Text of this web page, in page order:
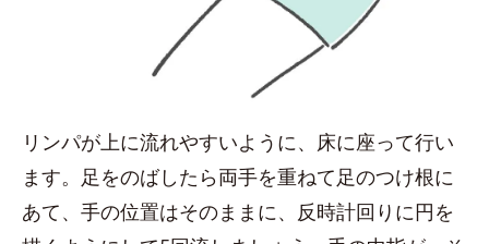
リンパが上に流れやすいように、床に座って行い
ます。足をのばしたら両手を重ねて足のつけ根に
あて、手の位置はそのままに、反時計回りに円を